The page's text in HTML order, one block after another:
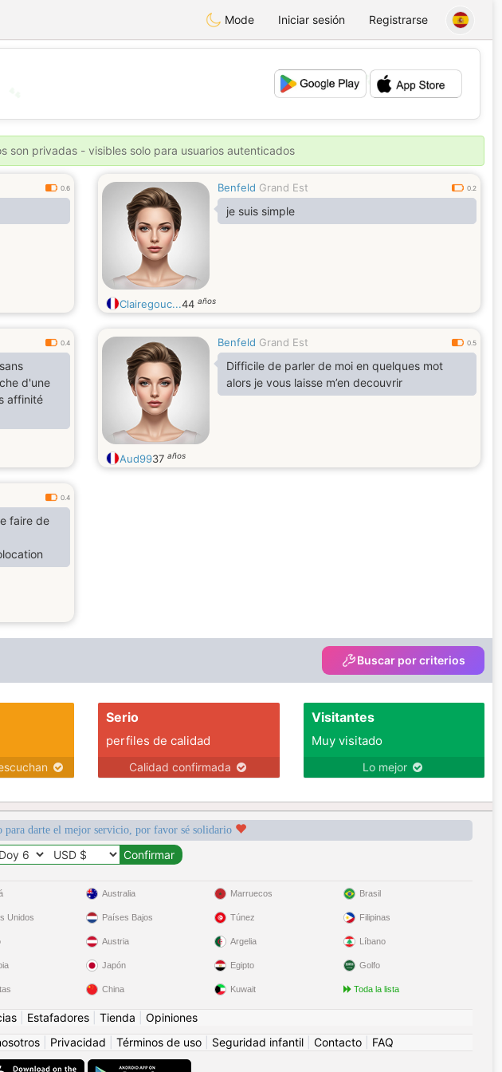
Mode Iniciar sesión Registrarse
💖
💕
son privadas - visibles solo para usuarios autenticados
0.6 Benfeld Grand Est 0.2
je suis simple
Clairegouc...44 años
0.4
d'une
affinité
Benfeld Grand Est 0.5
Difficile de parler de moi en quelques mot
alors je vous laisse m’en decouvrir
Aud9937 años
0.4
faire de
Buscar por criterios
Serio
perfiles de calidad
Calidad confirmada
Visitantes
Muy visitado
Lo mejor
para darte el mejor servicio, por favor sé solidario
Unidos
Australia
Países Bajos
Austria
Japón
China
Marruecos
Túnez
Argelia
Egipto
Kuwait
Brasil
Filipinas
Líbano
Golfo
Toda la lista
Estafadores Tienda
Opiniones
Privacidad Términos de uso Seguridad infantil Contacto FAQ